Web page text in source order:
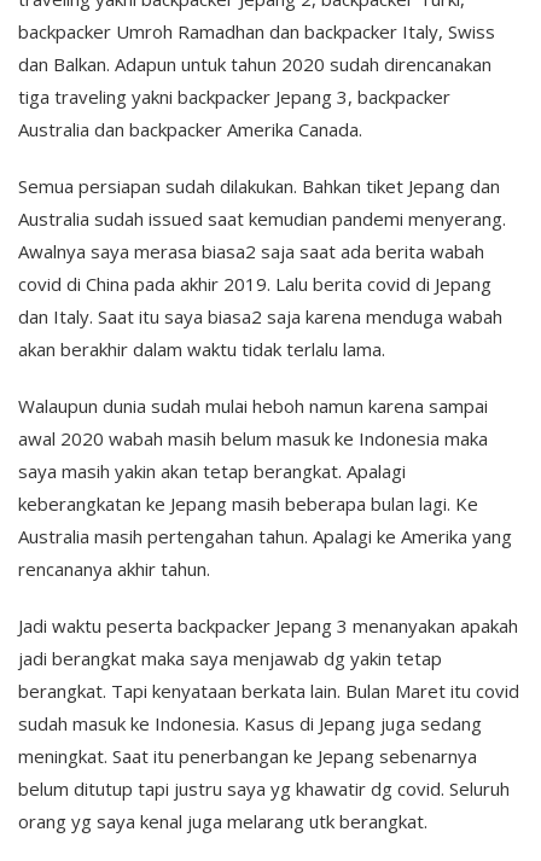
backpacker Umroh Ramadhan dan backpacker Italy, Swiss
dan Balkan. Adapun untuk tahun 2020 sudah direncanakan
tiga traveling yakni backpacker Jepang 3, backpacker
Australia dan backpacker Amerika Canada.
Semua persiapan sudah dilakukan. Bahkan tiket Jepang dan
Australia sudah issued saat kemudian pandemi menyerang.
Awalnya saya merasa biasa2 saja saat ada berita wabah
covid di China pada akhir 2019. Lalu berita covid di Jepang
dan Italy. Saat itu saya biasa2 saja karena menduga wabah
akan berakhir dalam waktu tidak terlalu lama.
Walaupun dunia sudah mulai heboh namun karena sampai
awal 2020 wabah masih belum masuk ke Indonesia maka
saya masih yakin akan tetap berangkat. Apalagi
keberangkatan ke Jepang masih beberapa bulan lagi. Ke
Australia masih pertengahan tahun. Apalagi ke Amerika yang
rencananya akhir tahun.
Jadi waktu peserta backpacker Jepang 3 menanyakan apakah
jadi berangkat maka saya menjawab dg yakin tetap
berangkat. Tapi kenyataan berkata lain. Bulan Maret itu covid
sudah masuk ke Indonesia. Kasus di Jepang juga sedang
meningkat. Saat itu penerbangan ke Jepang sebenarnya
belum ditutup tapi justru saya yg khawatir dg covid. Seluruh
orang yg saya kenal juga melarang utk berangkat.